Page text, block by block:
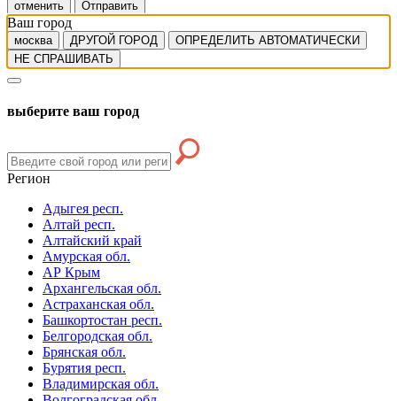
отменить Отправить
Ваш город
москва ДРУГОЙ ГОРОД
ОПРЕДЕЛИТЬ АВТОМАТИЧЕСКИ
НЕ СПРАШИВАТЬ
выберите ваш город
Регион
Адыгея респ.
Алтай респ.
Алтайский край
Амурская обл.
АР Крым
Архангельская обл.
Астраханская обл.
Башкортостан респ.
Белгородская обл.
Брянская обл.
Бурятия респ.
Владимирская обл.